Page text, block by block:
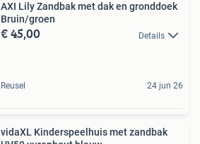
AXI Lily Zandbak met dak en gronddoek
Bruin/groen
€ 45,00 Details
Reusel 24 jun 26
vidaXL Kinderspeelhuis met zandbak